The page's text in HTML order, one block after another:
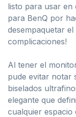
listo para usar en
para BenQ por
desempaquetar
complicaciones!
Al tener el
pude evitar notar
biselados
elegante que
cualquier espacio